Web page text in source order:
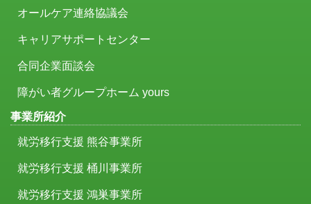
オールケア連絡協議会
キャリアサポートセンター
合同企業面談会
障がい者グループホーム yours
事業所紹介
就労移行支援 熊谷事業所
就労移行支援 桶川事業所
就労移行支援 鴻巣事業所